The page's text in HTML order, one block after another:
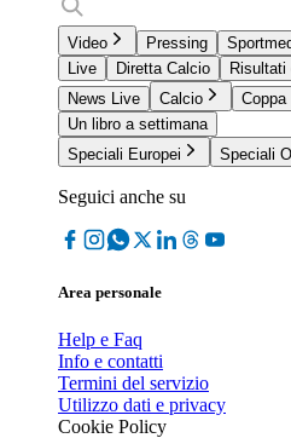
Video Pressing
Live
Diretta Calcio
News Live
Calcio Coppa
Un libro a settimana
Speciali Europei
Speciali
Seguici anche su
Area personale
Help e Faq
Info e contatti
Termini del servizio
Utilizzo dati e privacy
Cookie Policy